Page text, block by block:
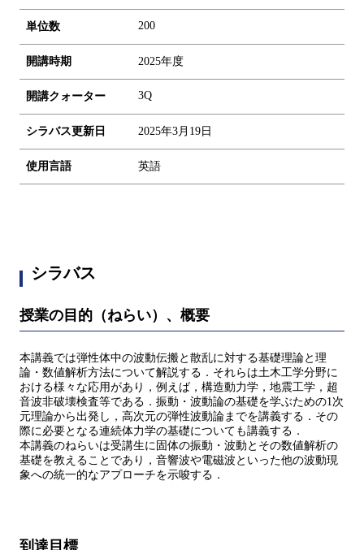
単位数 200
開講時期 2025年度
開講クォーター 3Q
シラバス更新日 2025年3月19日
使用言語 英語
シラバス
授業の目的（ねらい）、概要
本講義では弾性体中の波動伝搬と散乱に対する基礎理論と理
論・数値解析方法について解説する．それらは土木工学分野に
おける様々な応用があり，例えば，構造動力学，地震工学，超
音波非破壊検査等である．振動・波動論の基礎を学ぶための1次
元理論から出発し，高次元の弾性波動論までを講義する．その
際に必要となる連続体力学の基礎についても講義する．
本講義のねらいは受講生に固体の振動・波動とその数値解析の
基礎を教えることであり，音響波や電磁波といった他の波動現
象への統一的なアプローチを示唆する．
到達目標